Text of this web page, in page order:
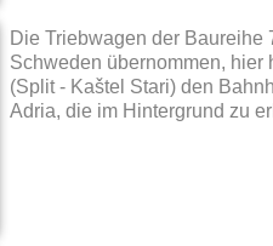
Die Triebwagen der
Schweden übernommen, hier
(Split - Kaštel Stari) den
Adria, die im Hintergrund zu